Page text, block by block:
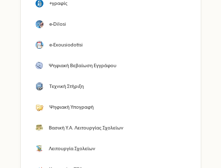
+γραφίς
e-Dilosi
e-Exousiodotisi
Ψηφιακή Βεβαίωση Εγγράφου
Τεχνική Στήριξη
Ψηφιακή Υπογραφή
Βασική Υ.Α. Λειτουργίας Σχολείων
Λειτουργία Σχολείων